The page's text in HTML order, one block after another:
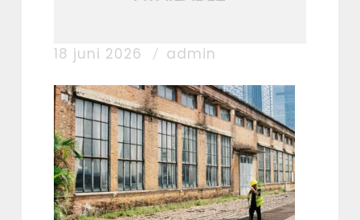
18 juni 2026 admin